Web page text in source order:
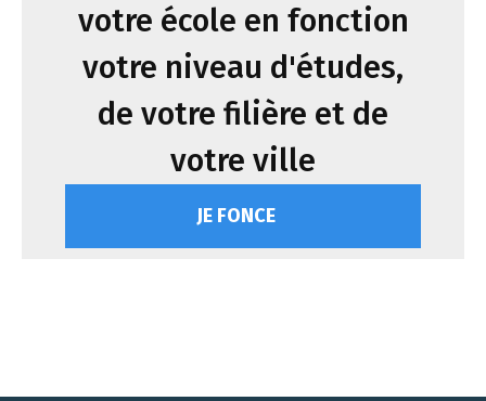
votre école en fonction
votre niveau d'études,
de votre filière et de
votre ville
JE FONCE